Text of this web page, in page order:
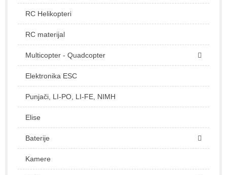
RC Helikopteri
RC materijal
Multicopter - Quadcopter
Elektronika ESC
Punjači, LI-PO, LI-FE, NIMH
Elise
Baterije
Kamere